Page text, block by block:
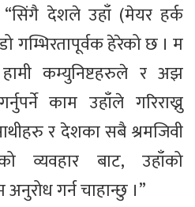
“सिंगै देशले उहाँ (मेयर हर्क
गम्भिरतापूर्वक हेरेको छ । म
कम्युनिष्टहरुले र अझ
काम उहाँले गरिराख्नु
र देशका सबै श्रमजिवी
व्यवहार बाट, उहाँको
गर्न चाहान्छु ।”